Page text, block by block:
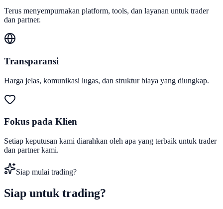
Terus menyempurnakan platform, tools, dan layanan untuk trader
dan partner.
Transparansi
Harga jelas, komunikasi lugas, dan struktur biaya yang diungkap.
Fokus pada Klien
Setiap keputusan kami diarahkan oleh apa yang terbaik untuk trader
dan partner kami.
Siap mulai trading?
Siap untuk trading?